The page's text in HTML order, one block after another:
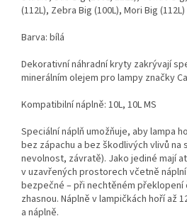
(112L), Zebra Big (100L), Mori Big (112L)
Barva: bílá
Dekorativní náhradní kryty zakrývají
minerálním olejem pro lampy značky
Kompatibilní náplně: 10L, 10L MS
Speciální náplň umožňuje, aby lampa
bez zápachu a bez škodlivých vlivů na
nevolnost, závratě). Jako jediné mají
v uzavřených prostorech včetně
bezpečné – při nechtěném překlopení
zhasnou. Náplně v lampičkách hoří až
a náplně.